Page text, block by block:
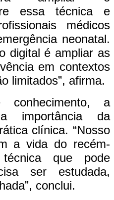
essa técnica e
médicos
neonatal.
digital é ampliar as
em contextos
limitados”, afirma.
a
importância da
clínica. “Nosso
a vida do recém-
que pode
ser estudada,
conclui.